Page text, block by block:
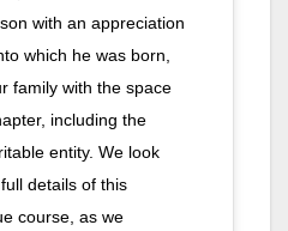
with an appreciation
which he was born,
family with the space
including the
entity. We look
details of this
course, as we